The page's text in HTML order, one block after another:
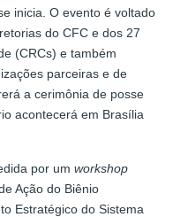
inicia. O evento é voltado
do CFC e dos 27
(CRCs) e também
parceiras e de
a cerimônia de posse
acontecerá em Brasília
por um workshop
Ação do Biênio
Estratégico do Sistema